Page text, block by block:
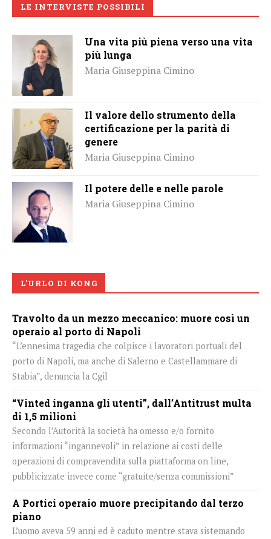
LE INTERVISTE POSSIBILI
Una vita più piena verso una vita
più lunga
Maria Giuseppina Cimino
Il valore dello strumento della
certificazione per la parità di
genere
Maria Giuseppina Cimino
Il potere delle e nelle parole
Maria Giuseppina Cimino
L'URLO DI KONG
Travolto da un mezzo meccanico: muore così un
operaio al porto di Napoli
“L’ennesima tragedia che colpisce i lavoratori portuali del
porto di Napoli, ma anche di Salerno e Castellammare di
Stabia”, denuncia la Cgil
“Vinted inganna gli utenti”, dall’Antitrust multa
di 1,5 milioni
Secondo l’Autorità la società ha omesso e/o fornito
informazioni “ingannevoli” in relazione ai costi delle
operazioni di compravendita sulla piattaforma on line,
pubblicizzate invece come “gratuite/senza commissioni”
A Portici operaio muore precipitando dal terzo
piano
L’uomo aveva 59 anni ed è caduto mentre stava sistemando